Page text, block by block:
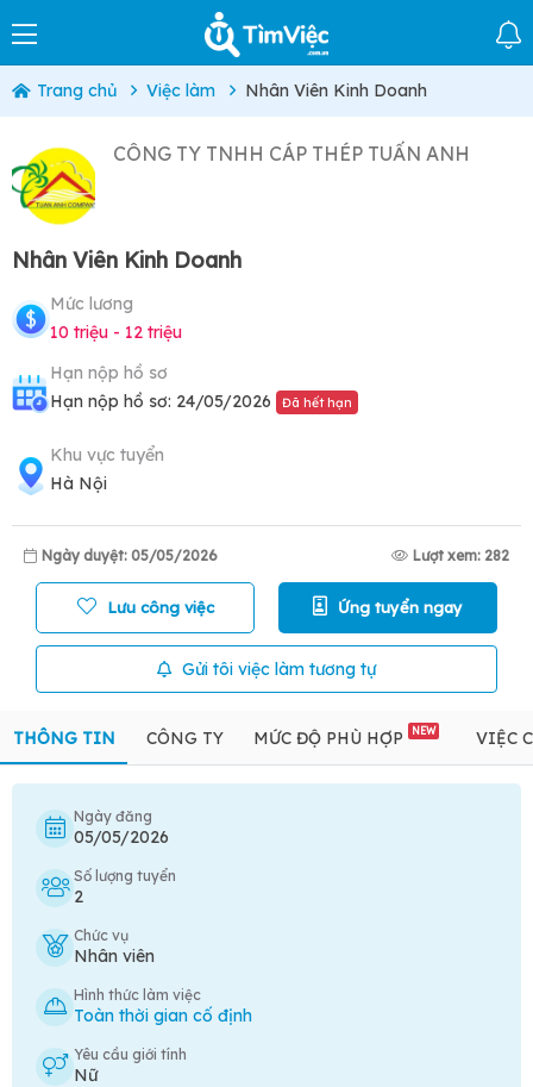
Trang chủ Việc làm Nhân Viên Kinh Doanh
CÔNG TY TNHH CÁP THÉP TUẤN ANH
Nhân Viên Kinh Doanh
Mức lương
10 triệu - 12 triệu
Hạn nộp hồ sơ
Hạn nộp hồ sơ: 24/05/2026
Đã hết hạn
Khu vực tuyển
Hà Nội
Ngày duyệt: 05/05/2026 Lượt xem: 282
Lưu công việc Ứng tuyển ngay
Gửi tôi việc làm tương tự
THÔNG TIN CÔNG TY MỨC ĐỘ PHÙ HỢP NEW VIỆC
Ngày đăng
05/05/2026
Số lượng tuyển
2
Chức vụ
Nhân viên
Hình thức làm việc
Toàn thời gian cố định
Yêu cầu giới tính
Nữ